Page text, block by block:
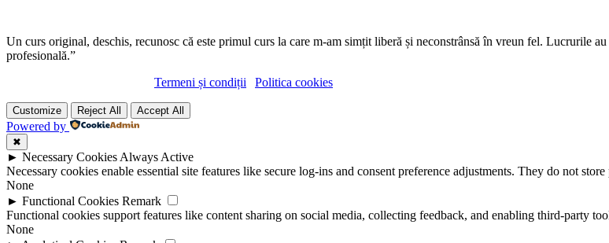
Un curs original, deschis, recunosc că este primul curs la care m-am simțit liberă și neconstrânsă în vreun fel. Lucrurile
profesională.”
Termeni și condiții Politica cookies
Customize Reject All Accept All
Powered by
✖
► Necessary Cookies Always Active
Necessary cookies enable essential site features like secure log-ins and consent preference adjustments. They do not store
None
► Functional Cookies Remark
Functional cookies support features like content sharing on social media, collecting feedback, and enabling third-party
None